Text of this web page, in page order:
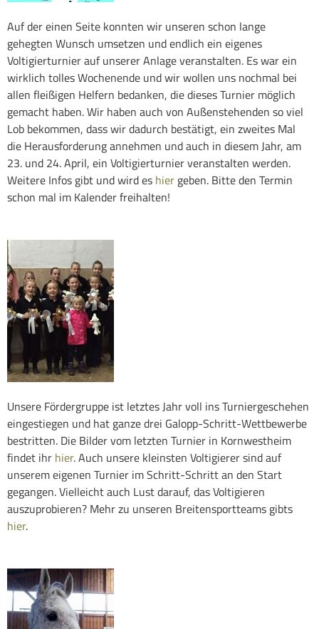
Auf der einen Seite konnten wir unseren schon lange
gehegten Wunsch umsetzen und endlich ein eigenes
Voltigierturnier auf unserer Anlage veranstalten. Es war ein
wirklich tolles Wochenende und wir wollen uns nochmal bei
allen fleißigen Helfern bedanken, die dieses Turnier möglich
gemacht haben. Wir haben auch von Außenstehenden so viel
Lob bekommen, dass wir dadurch bestätigt, ein zweites Mal
die Herausforderung annehmen und auch in diesem Jahr, am
23. und 24. April, ein Voltigierturnier veranstalten werden.
Weitere Infos gibt und wird es hier geben. Bitte den Termin
schon mal im Kalender freihalten!
Unsere Fördergruppe ist letztes Jahr voll ins Turniergeschehen
eingestiegen und hat ganze drei Galopp-Schritt-Wettbewerbe
bestritten. Die Bilder vom letzten Turnier in Kornwestheim
findet ihr hier. Auch unsere kleinsten Voltigierer sind auf
unserem eigenen Turnier im Schritt-Schritt an den Start
gegangen. Vielleicht auch Lust darauf, das Voltigieren
auszuprobieren? Mehr zu unseren Breitensportteams gibts
hier.